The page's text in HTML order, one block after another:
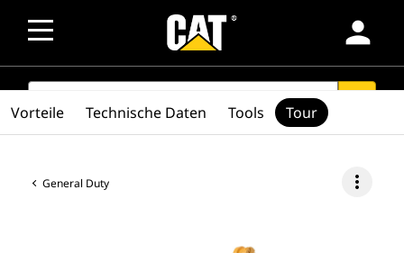
person
SEARCH
General Duty more_vert
Vorteile Technische Daten Tools Tour